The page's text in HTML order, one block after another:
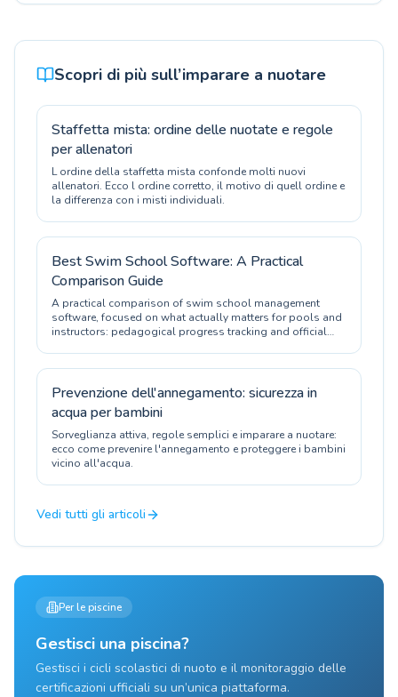
Scopri di più sull’imparare a nuotare
Staffetta mista: ordine delle nuotate e regole
per allenatori
L ordine della staffetta mista confonde molti nuovi
allenatori. Ecco l ordine corretto, il motivo di quell ordine e
la differenza con i misti individuali.
Best Swim School Software: A Practical
Comparison Guide
A practical comparison of swim school management
software, focused on what actually matters for pools and
instructors: pedagogical progress tracking and official
Prevenzione dell'annegamento: sicurezza in
acqua per bambini
Sorveglianza attiva, regole semplici e imparare a nuotare:
ecco come prevenire l'annegamento e proteggere i bambini
vicino all'acqua.
Vedi tutti gli articoli
Per le piscine
Gestisci una piscina?
Gestisci i cicli scolastici di nuoto e il monitoraggio delle
certificazioni ufficiali su un’unica piattaforma.